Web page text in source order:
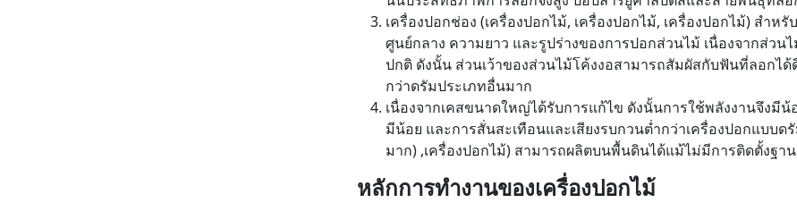
เครื่องปอกช่อง (เครื่องปอกไม้, เครื่องปอกไม้, เครื่องปอกไม้) สำห
ศูนย์กลาง ความยาว และรูปร่างของการปอกส่วนไม้ เนื่องจากส่ว
ปกติ ดังนั้น ส่วนเว้าของส่วนไม้โค้งงอสามารถสัมผัสกับฟันที่ลอกไ
กว่าดรัมประเภทอื่นมาก
เนื่องจากเคสขนาดใหญ่ได้รับการแก้ไข ดังนั้นการใช้พลังงานจึงมี
มีน้อย และการสั่นสะเทือนและเสียงรบกวนต่ำกว่าเครื่องปอกแบบด
มาก) ,เครื่องปอกไม้) สามารถผลิตบนพื้นดินได้แม้ไม่มีการติดตั้งฐาน
หลักการทำงานของเครื่องปอกไม้